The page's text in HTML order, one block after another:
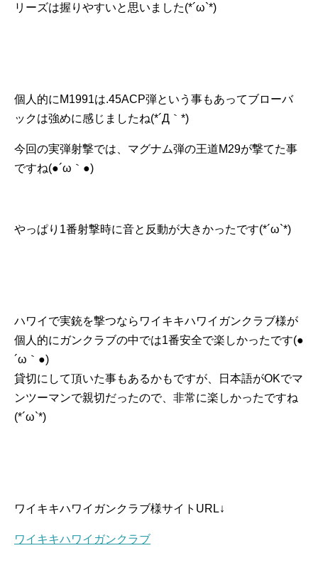
リーズは握りやすいと思いました(*´ω`*)
個人的にM1991は.45ACP弾という事もあってブローバ
ックは強めに感じましたね(*´Д｀*)
今回の実弾射撃では、マグナム弾の王道M29が撃てた事
ですね(●´ω｀●)
やっぱり1番射撃時に音と反動が大きかったです(*´ω`*)
ハワイで実銃を撃つならワイキキハワイガンクラブ様が
個人的にガンクラブの中では1番安全で楽しかったです(●
´ω｀●)
貸切にして頂いた事もあるかもですが、日本語がOKでマ
ンツーマンで親切だったので、非常に楽しかったですね
(*´ω`*)
ワイキキハワイガンクラブ様サイトURL↓
ワイキキハワイガンクラブ